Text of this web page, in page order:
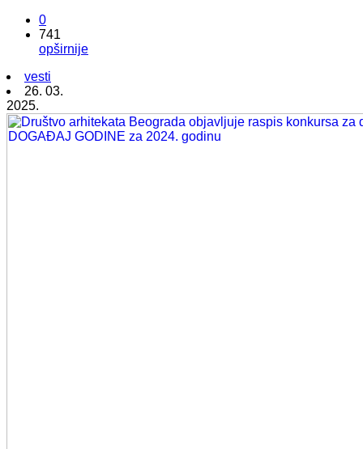
0
741
opširnije
vesti
26. 03.
2025.